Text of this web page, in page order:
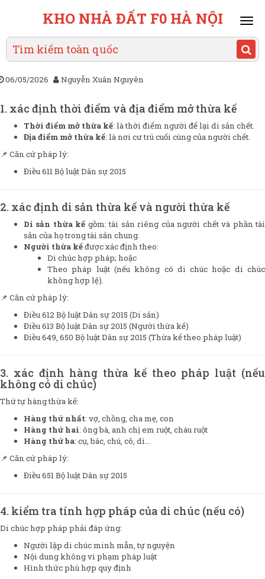
KHO NHÀ ĐẤT F0 HÀ NỘI
06/05/2026 Nguyễn Xuân Nguyên
1. xác định thời điểm và địa điểm mở thừa kế
Thời điểm mở thừa kế: là thời điểm người để lại di sản chết.
Địa điểm mở thừa kế: là nơi cư trú cuối cùng của người chết.
📌 Căn cứ pháp lý:
Điều 611 Bộ luật Dân sự 2015
2. xác định di sản thừa kế và người thừa kế
Di sản thừa kế gồm: tài sản riêng của người chết và phần tài
sản của họ trong tài sản chung.
Người thừa kếđược xác định theo:
Di chúc hợp pháp; hoặc
Theo pháp luật (nếu không có di chúc hoặc di chúc
không hợp lệ).
📌 Căn cứ pháp lý:
Điều 612 Bộ luật Dân sự 2015 (Di sản)
Điều 613 Bộ luật Dân sự 2015 (Người thừa kế)
Điều 649, 650 Bộ luật Dân sự 2015 (Thừa kế theo pháp luật)
3. xác định hàng thừa kế theo pháp luật (nếu
không có di chúc)
Thứ tự hàng thừa kế:
Hàng thứ nhất: vợ, chồng, cha mẹ, con
Hàng thứ hai: ông bà, anh chị em ruột, cháu ruột
Hàng thứ ba: cụ, bác, chú, cô, dì…
📌 Căn cứ pháp lý:
Điều 651 Bộ luật Dân sự 2015
4. kiểm tra tính hợp pháp của di chúc (nếu có)
Di chúc hợp pháp phải đáp ứng:
Người lập di chúc minh mẫn, tự nguyện
Nội dung không vi phạm pháp luật
Hình thức phù hợp quy định